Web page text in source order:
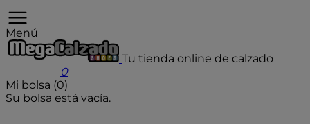
Menú
Tu tienda online de calzado
0
Mi bolsa (0)
Su bolsa está vacía.